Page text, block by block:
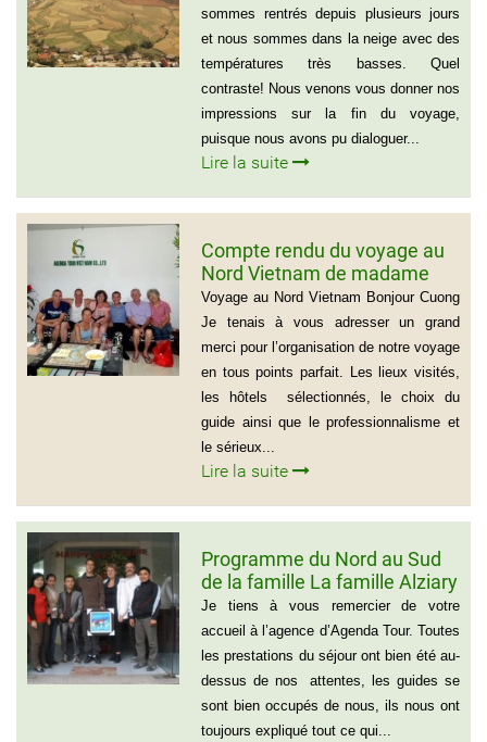
sommes rentrés depuis plusieurs jours
et nous sommes dans la neige avec des
températures très basses. Quel
contraste! Nous venons vous donner nos
impressions sur la fin du voyage,
puisque nous avons pu dialoguer...
Lire la suite
Compte rendu du voyage au
Nord Vietnam de madame
Marie Gammaitoni (Groupe
de Provelli Eric)
Voyage au Nord Vietnam Bonjour Cuong
Je tenais à vous adresser un grand
merci pour l’organisation de notre voyage
en tous points parfait. Les lieux visités,
les hôtels sélectionnés, le choix du
guide ainsi que le professionnalisme et
le sérieux...
Lire la suite
Programme du Nord au Sud
de la famille La famille Alziary
(Voyage Vietnam Nord au
Sud)
Je tiens à vous remercier de votre
accueil à l’agence d’Agenda Tour. Toutes
les prestations du séjour ont bien été au-
dessus de nos attentes, les guides se
sont bien occupés de nous, ils nous ont
toujours expliqué tout ce qui...